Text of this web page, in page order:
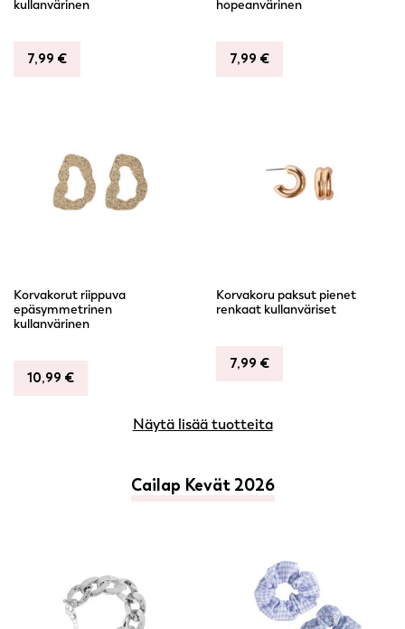
kullanvärinen
7,99 €
hopeanvärinen
7,99 €
Korvakorut riippuva
epäsymmetrinen
kullanvärinen
10,99 €
Korvakoru paksut pienet
renkaat kullanväriset
7,99 €
Näytä lisää tuotteita
Cailap Kevät 2026